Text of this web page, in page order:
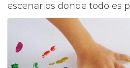
escenarios donde todo es